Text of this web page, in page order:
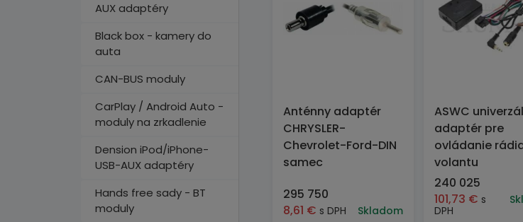
AUX adaptéry
Black box - kamery do
auta
CAN-BUS moduly
CarPlay / Android Auto -
moduly na zrkadlenie
Dension iPod/iPhone-
USB-AUX adaptéry
Hands free sady - BT
moduly
Anténny adaptér
CHRYSLER-
Chevrolet-Ford-DIN
samec
295 750
8,61 € s DPH Skladom
ASWC
adaptér pre
ovládanie
volantu
240 025
101,73 € s
DPH